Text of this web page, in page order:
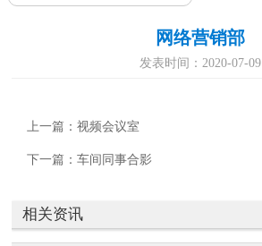
网络营销部
发表时间：2020-07-09
上一篇：视频会议室
下一篇：车间同事合影
相关资讯